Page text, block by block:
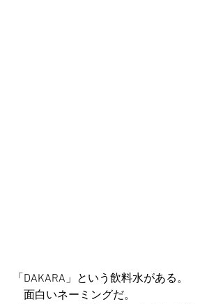
「DAKARA」という飲料水がある。
面白いネーミングだ。